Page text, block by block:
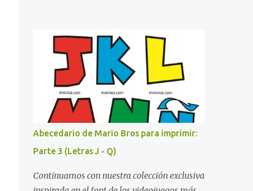
quienes visitan la institución por primera
vez, encontrar la biblioteca, la dirección o un
aula específica puede resultar c...
de los videojuegos. Este set de letras está
diseñado para transformar cualquier
mensaje en una aventura, utilizando la
tipografía clásica y robusta que los fans han
reconocido por décadas. En esta primera
sección, el abecedario nos presenta:
Identidad Visual: Un diseño de bloques con
bordes negros gruesos que resaltan sobre
cualquier fondo. Paleta de Colores: Una
secuencia dinámica que alterna entre el rojo
de Mario, el verde de Luigi, y los tonos azul y
Abecedario de Mario Bros para imprimir:
Parte 3 (Letras J - Q)
Continuamos con nuestra colección exclusiva